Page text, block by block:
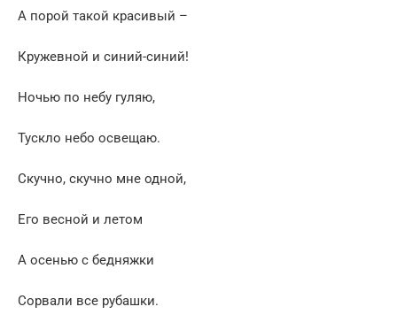
А порой такой красивый –
Кружевной и синий-синий!
Ночью по небу гуляю,
Тускло небо освещаю.
Скучно, скучно мне одной,
Его весной и летом
А осенью с бедняжки
Сорвали все рубашки.